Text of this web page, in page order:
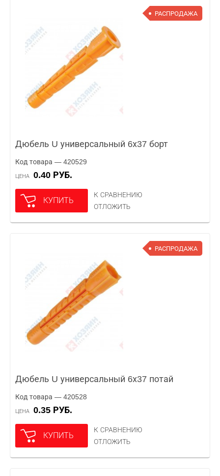
РАСПРОДАЖА
Дюбель U универсальный 6х37 борт
Код товара — 420529
ЦЕНА 0.40 РУБ.
КУПИТЬ
К СРАВНЕНИЮ
ОТЛОЖИТЬ
РАСПРОДАЖА
Дюбель U универсальный 6х37 потай
Код товара — 420528
ЦЕНА 0.35 РУБ.
КУПИТЬ
К СРАВНЕНИЮ
ОТЛОЖИТЬ